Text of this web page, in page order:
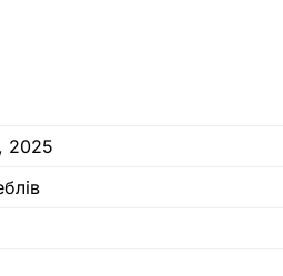
2025